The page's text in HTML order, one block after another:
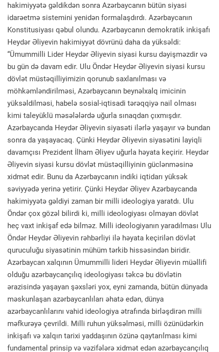
hakimiyyətə gəldikdən sonra Azərbaycanın bütün siyasi
idarəetmə sistemini yenidən formalaşdırdı. Azərbaycanın
Konstitusiyası qəbul olundu. Azərbaycanın demokratik inkişafı
Heydər Əliyevin hakimiyyət dövrünü daha da yüksəldi:
“Ümummilli Lider Heydər Əliyevin siyasi kursu dəyişməzdir və
bu gün də davam edir. Ulu Öndər Heydər Əliyevin siyasi kursu
dövlət müstəqilliyimizin qorunub saxlanılması və
möhkəmləndirilməsi, Azərbaycanın beynəlxalq imicinin
yüksəldilməsi, habelə sosial-iqtisadi tərəqqiyə nail olması
kimi taleyüklü məsələlərdə uğurla sınaqdan çıxmışdır.
Azərbaycanda Heydər Əliyevin siyasəti ilərlə yaşayır və bundan
sonra da yaşayacaq. Çünki Heydər Əliyevin siyasətini layiqli
davamçısı Prezident İlham Əliyev uğurla həyata keçirir. Heydər
Əliyevin siyasi kursu dövlət müstəqilliyinin güclənməsinə
xidmət edir. Bunu da Azərbaycanın indiki iqtidarı yüksək
səviyyədə yerinə yetirir. Çünki Heydər Əliyev Azərbaycanda
hakimiyyətə gəldiyi zaman bir milli ideologiya yaratdı. Ulu
Öndər çox gözəl bilirdi ki, milli ideologiyası olmayan dövlət
heç vaxt inkişaf edə bilməz. Milli ideologiyanın yaradılması Ulu
Öndər Heydər Əliyevin rəhbərliyi ilə həyata keçirilən dövlət
quruculuğu siyasətinin mühüm tərkib hissəsindən biridir.
Azərbaycan xalqının Ümummilli lideri Heydər Əliyevin müəllifi
olduğu azərbaycançılıq ideologiyası təkcə bu dövlətin
ərazisində yaşayan şəxsləri yox, eyni zamanda, bütün dünyada
məskunlaşan azərbaycanlıları əhatə edən, dünya
azərbaycanlılarını vahid ideologiya ətrafında birləşdirən milli
məfkurəyə çevrildi. Milli ruhun yüksəlməsi, milli özünüdərkin
inkişafı və xalqın tarixi yaddaşının özünə qaytarılması kimi
fundamental prinsip və vəzifələrə xidmət edən azərbaycançılıq